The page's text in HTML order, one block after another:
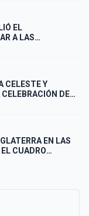
EL
A LAS
CELESTE Y
DE
EN LAS
CUADRO